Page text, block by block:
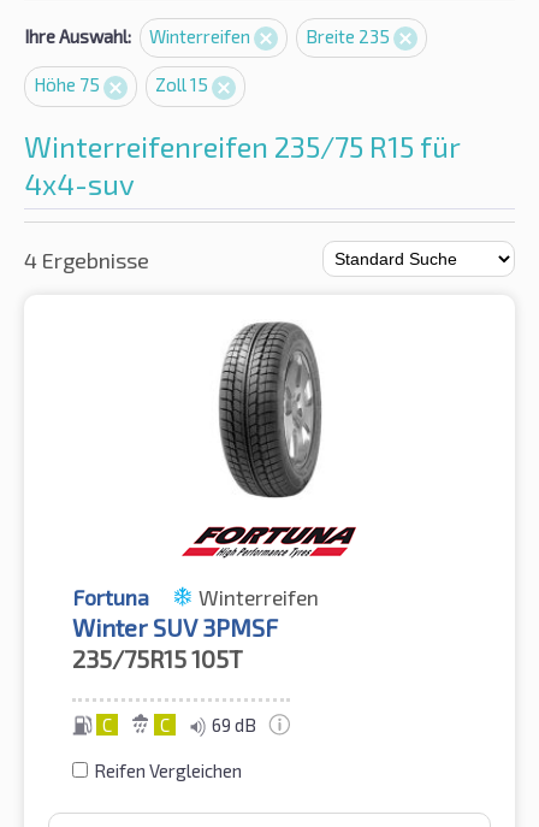
Ihre Auswahl: Winterreifen Breite 235
Höhe 75 Zoll 15
Winterreifenreifen 235/75 R15 für
4x4-suv
4 Ergebnisse
Fortuna Winterreifen
Winter SUV 3PMSF
235/75R15105T
C C 69 dB
Reifen Vergleichen